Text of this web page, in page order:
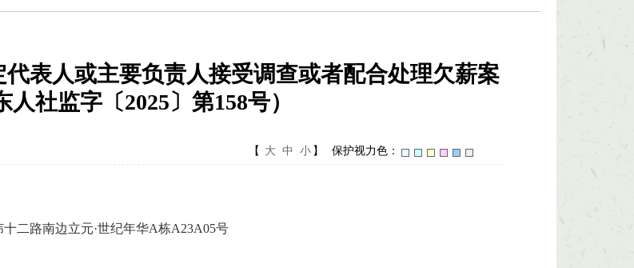
表人或主要负责人接受调查或者配合处理欠薪案
人社监字〔2025〕第158号）
【 大 中 小 】 保护视力色：
路南边立元·世纪年华A栋A23A05号